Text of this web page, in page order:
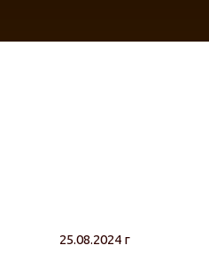
25.08.2024 г